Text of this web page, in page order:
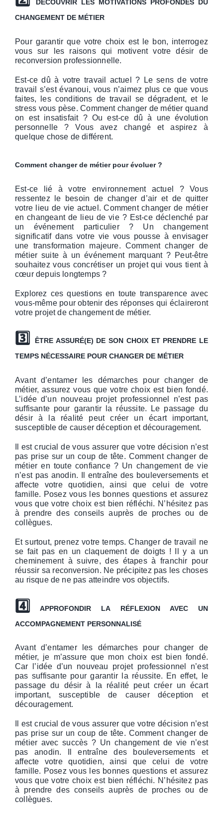
DÉCOUVRIR LES MOTIVATIONS PROFONDES DU
CHANGEMENT DE MÉTIER
Pour garantir que votre choix est le bon, interrogez
vous sur les raisons qui motivent votre désir de
reconversion professionnelle.
Est-ce dû à votre travail actuel ? Le sens de votre
travail s’est évanoui, vous n’aimez plus ce que vous
faites, les conditions de travail se dégradent, et le
stress vous pèse. Comment changer de métier quand
on est insatisfait ? Ou est-ce dû à une évolution
personnelle ? Vous avez changé et aspirez à
quelque chose de différent.
Comment changer de métier pour évoluer ?
Est-ce lié à votre environnement actuel ? Vous
ressentez le besoin de changer d’air et de quitter
votre lieu de vie actuel. Comment changer de métier
en changeant de lieu de vie ? Est-ce déclenché par
un événement particulier ? Un changement
significatif dans votre vie vous pousse à envisager
une transformation majeure. Comment changer de
métier suite à un événement marquant ? Peut-être
souhaitez vous concrétiser un projet qui vous tient à
cœur depuis longtemps ?
Explorez ces questions en toute transparence avec
vous-même pour obtenir des réponses qui éclaireront
votre projet de changement de métier.
3️⃣
ÊTRE ASSURÉ(E) DE SON CHOIX ET PRENDRE LE
TEMPS NÉCESSAIRE POUR CHANGER DE MÉTIER
Avant d’entamer les démarches pour changer de
métier, assurez vous que votre choix est bien fondé.
L’idée d’un nouveau projet professionnel n’est pas
suffisante pour garantir la réussite. Le passage du
désir à la réalité peut créer un écart important,
susceptible de causer déception et découragement.
Il est crucial de vous assurer que votre décision n’est
pas prise sur un coup de tête. Comment changer de
métier en toute confiance ? Un changement de vie
n’est pas anodin. Il entraîne des bouleversements et
affecte votre quotidien, ainsi que celui de votre
famille. Posez vous les bonnes questions et assurez
vous que votre choix est bien réfléchi. N’hésitez pas
à prendre des conseils auprès de proches ou de
collègues.
Et surtout, prenez votre temps. Changer de travail ne
se fait pas en un claquement de doigts ! Il y a un
cheminement à suivre, des étapes à franchir pour
réussir sa reconversion. Ne précipitez pas les choses
au risque de ne pas atteindre vos objectifs.
4️⃣
APPROFONDIR LA RÉFLEXION AVEC UN
ACCOMPAGNEMENT PERSONNALISÉ
Avant d’entamer les démarches pour changer de
métier, je m’assure que mon choix est bien fondé.
Car l’idée d’un nouveau projet professionnel n’est
pas suffisante pour garantir la réussite. En effet, le
passage du désir à la réalité peut créer un écart
important, susceptible de causer déception et
découragement.
Il est crucial de vous assurer que votre décision n’est
pas prise sur un coup de tête. Comment changer de
métier avec succès ? Un changement de vie n’est
pas anodin. Il entraîne des bouleversements et
affecte votre quotidien, ainsi que celui de votre
famille. Posez vous les bonnes questions et assurez
vous que votre choix est bien réfléchi. N’hésitez pas
à prendre des conseils auprès de proches ou de
collègues.